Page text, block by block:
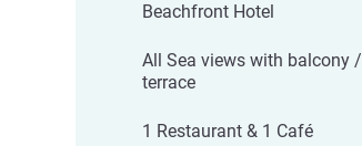
Beachfront Hotel
All Sea views with balcony /
terrace
1 Restaurant & 1 Café